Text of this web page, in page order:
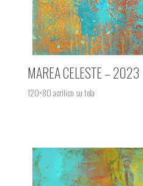
MAREA CELESTE – 2023
120×80 acrilico su tela